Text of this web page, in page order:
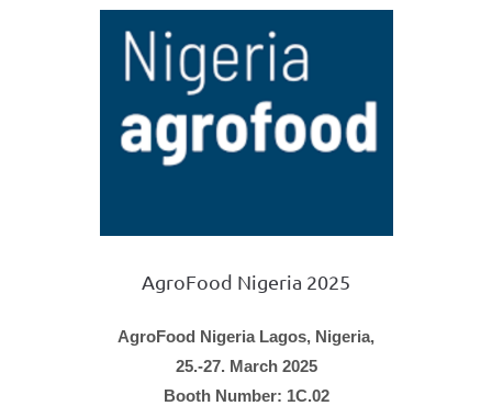
AgroFood Nigeria 2025
AgroFood Nigeria Lagos, Nigeria,
25.-27. March 2025
Booth Number: 1C.02